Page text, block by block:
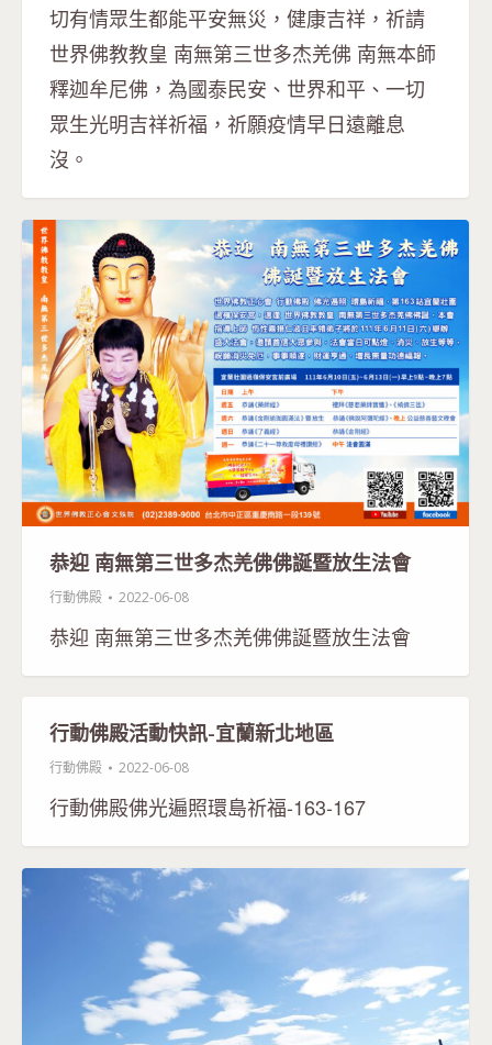
切有情眾生都能平安無災，健康吉祥，祈請
世界佛教教皇 南無第三世多杰羌佛 南無本師
釋迦牟尼佛，為國泰民安、世界和平、一切
眾生光明吉祥祈福，祈願疫情早日遠離息
沒。
恭迎 南無第三世多杰羌佛佛誕暨放生法會
行動佛殿 2022-06-08
恭迎 南無第三世多杰羌佛佛誕暨放生法會
行動佛殿活動快訊-宜蘭新北地區
行動佛殿 2022-06-08
行動佛殿佛光遍照環島祈福-163-167